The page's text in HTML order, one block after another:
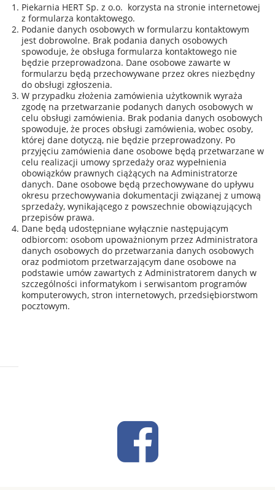
Piekarnia HERT Sp. z o.o. korzysta na stronie internetowej
z formularza kontaktowego.
Podanie danych osobowych w formularzu kontaktowym
jest dobrowolne. Brak podania danych osobowych
spowoduje, że obsługa formularza kontaktowego nie
będzie przeprowadzona. Dane osobowe zawarte w
formularzu będą przechowywane przez okres niezbędny
do obsługi zgłoszenia.
W przypadku złożenia zamówienia użytkownik wyraża
zgodę na przetwarzanie podanych danych osobowych w
celu obsługi zamówienia. Brak podania danych osobowych
spowoduje, że proces obsługi zamówienia, wobec osoby,
której dane dotyczą, nie będzie przeprowadzony. Po
przyjęciu zamówienia dane osobowe będą przetwarzane w
celu realizacji umowy sprzedaży oraz wypełnienia
obowiązków prawnych ciążących na Administratorze
danych. Dane osobowe będą przechowywane do upływu
okresu przechowywania dokumentacji związanej z umową
sprzedaży, wynikającego z powszechnie obowiązujących
przepisów prawa.
Dane będą udostępniane wyłącznie następującym
odbiorcom: osobom upoważnionym przez Administratora
danych osobowych do przetwarzania danych osobowych
oraz podmiotom przetwarzającym dane osobowe na
podstawie umów zawartych z Administratorem danych w
szczególności informatykom i serwisantom programów
komputerowych, stron internetowych, przedsiębiorstwom
pocztowym.